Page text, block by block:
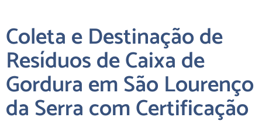
Coleta e Destinação de
Resíduos de Caixa de
Gordura em São Lourenço
da Serra com Certificação